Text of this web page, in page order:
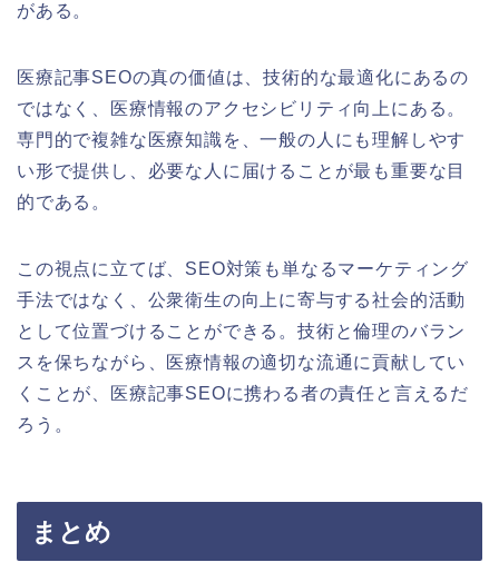
がある。
医療記事SEOの真の価値は、技術的な最適化にあるの
ではなく、医療情報のアクセシビリティ向上にある。
専門的で複雑な医療知識を、一般の人にも理解しやす
い形で提供し、必要な人に届けることが最も重要な目
的である。
この視点に立てば、SEO対策も単なるマーケティング
手法ではなく、公衆衛生の向上に寄与する社会的活動
として位置づけることができる。技術と倫理のバラン
スを保ちながら、医療情報の適切な流通に貢献してい
くことが、医療記事SEOに携わる者の責任と言えるだ
ろう。
まとめ